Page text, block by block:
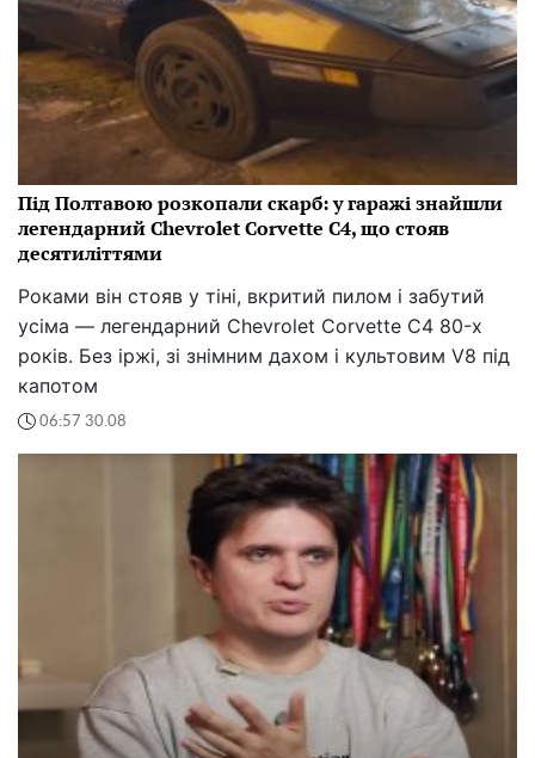
Під Полтавою розкопали скарб: у гаражі знайшли
легендарний Chevrolet Corvette C4, що стояв
десятиліттями
Роками він стояв у тіні, вкритий пилом і забутий
усіма — легендарний Chevrolet Corvette C4 80-х
років. Без іржі, зі знімним дахом і культовим V8 під
капотом
06:57 30.08